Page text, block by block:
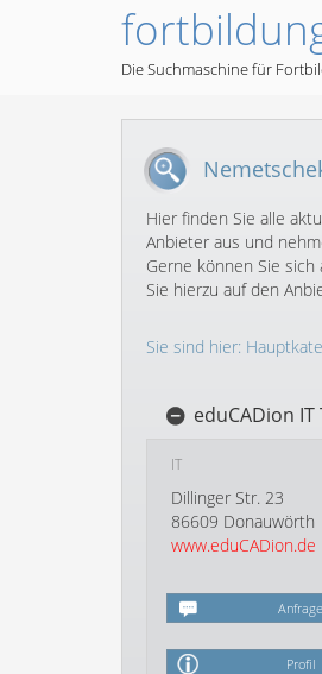
Die Suchmaschine für
Hier finden Sie alle
Anbieter aus und
Gerne können Sie
Sie hierzu auf den
Sie sind hier:
eduCADion
IT
Dillinger Str. 23
86609 Donauwörth
www.eduCADion.de
Anfrage
Profil